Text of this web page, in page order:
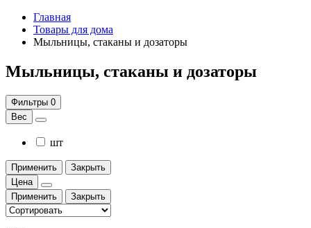
Главная
Товары для дома
Мыльницы, стаканы и дозаторы
Мыльницы, стаканы и дозаторы
Фильтры 0
Вес
шт
Применить
Закрыть
Цена
Применить
Закрыть